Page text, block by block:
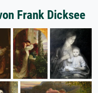
Frank Dicksee